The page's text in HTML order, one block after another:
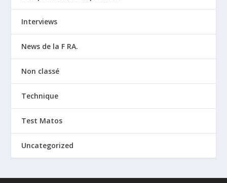
Interviews
News de la F RA.
Non classé
Technique
Test Matos
Uncategorized